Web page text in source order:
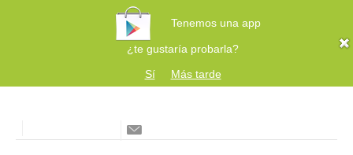
Tenemos una app
¿te gustaría probarla?
Sí
Más tarde